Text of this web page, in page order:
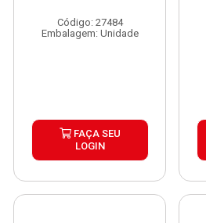
Código: 27484
Embalagem: Unidade
FAÇA SEU
LOGIN